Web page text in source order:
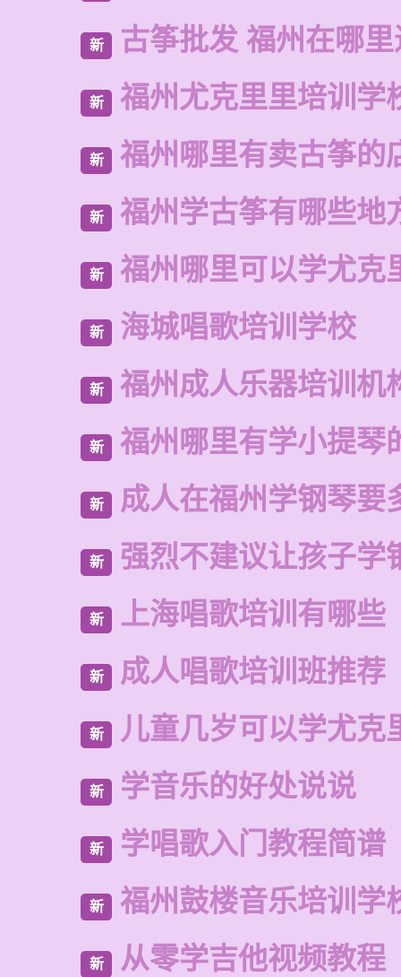
新 古筝批发 福州在哪
新 福州尤克里里培训学
新 福州哪里有卖古筝的
新 福州学古筝有哪些地
新 福州哪里可以学尤克
新 海城唱歌培训学校
新 福州成人乐器培训机
新 福州哪里有学小提琴
新 成人在福州学钢琴要
新 强烈不建议让孩子学
新 上海唱歌培训有哪些
新 成人唱歌培训班推荐
新 儿童几岁可以学尤克
新 学音乐的好处说说
新 学唱歌入门教程简谱
新 福州鼓楼音乐培训学
新 从零学吉他视频教程